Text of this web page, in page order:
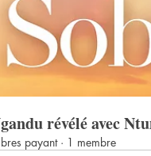
révélé avec
payant · 1 membre